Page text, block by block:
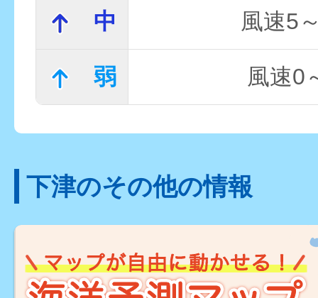
中 風速5
弱 風速0
下津のその他の情報